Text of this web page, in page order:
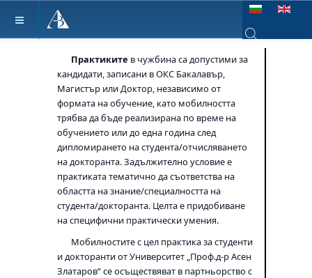
Изберете език
Type 2 or more
Практиките в чужбина са допустими за
кандидати, записани в ОКС Бакалавър,
Магистър или Доктор, независимо от
формата на обучение, като мобилността
трябва да бъде реализирана по време на
обучението или до една година след
дипломирането на студента/отчисляването
на докторанта. Задължително условие е
практиката тематично да съответства на
областта на знание/специалността на
студента/докторанта. Целта е придобиване
на специфични практически умения.
Мобилностите с цел практика за студенти
и докторанти отУниверситет „Проф.д-р Асен
Златаров“се осъществяват в партньорство с